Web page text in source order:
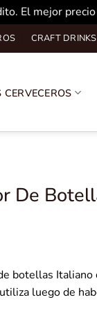
El mejor
CRAFT
De
botellas
luego de